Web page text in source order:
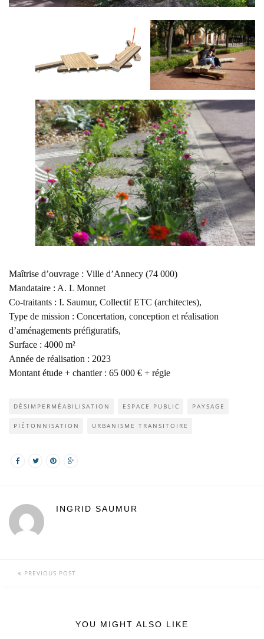
Maîtrise d’ouvrage : Ville d’Annecy (74 000)
Mandataire : A. L Monnet
Co-traitants : I. Saumur, Collectif ETC (architectes),
Type de mission : Concertation, conception et réalisation
d’aménagements préfiguratifs,
Surface : 4000 m²
Année de réalisation : 2023
Montant étude + chantier : 65 000 € + régie
DÉSIMPERMÉABILISATION ESPACE PUBLIC PAYSAGE
PIÉTONNISATION URBANISME TRANSITOIRE
INGRID SAUMUR
PREVIOUS POST
YOU MIGHT ALSO LIKE